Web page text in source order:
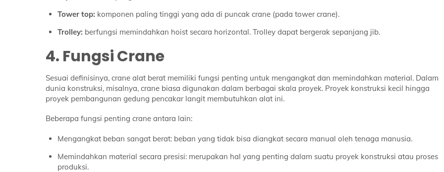
Tower top: komponen paling tinggi yang ada di puncak crane (pada tower crane).
Trolley: berfungsi memindahkan hoist secara horizontal. Trolley dapat bergerak sepanjang jib.
4. Fungsi Crane
Sesuai definisinya, crane alat berat memiliki fungsi penting untuk mengangkat dan memindahkan material. Dalam
dunia konstruksi, misalnya, crane biasa digunakan dalam berbagai skala proyek. Proyek konstruksi kecil hingga
proyek pembangunan gedung pencakar langit membutuhkan alat ini.
Beberapa fungsi penting crane antara lain:
Mengangkat beban sangat berat: beban yang tidak bisa diangkat secara manual oleh tenaga manusia.
Memindahkan material secara presisi: merupakan hal yang penting dalam suatu proyek konstruksi atau proses
produksi.